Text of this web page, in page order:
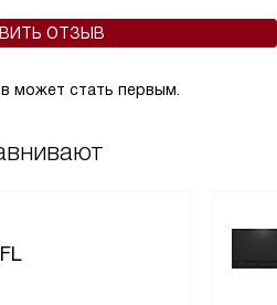
ОТЗЫВ
может стать первым.